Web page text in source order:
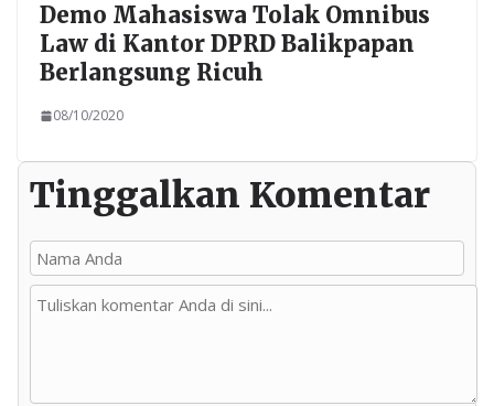
Demo Mahasiswa Tolak Omnibus
Law di Kantor DPRD Balikpapan
Berlangsung Ricuh
08/10/2020
Tinggalkan Komentar